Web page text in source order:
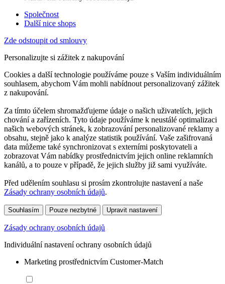
Společnost
Další nice shops
Zde odstoupit od smlouvy
Personalizujte si zážitek z nakupování
Cookies a další technologie používáme pouze s Vaším individuálním
souhlasem, abychom Vám mohli nabídnout personalizovaný zážitek
z nakupování.
Za tímto účelem shromažďujeme údaje o našich uživatelích, jejich
chování a zařízeních. Tyto údaje používáme k neustálé optimalizaci
našich webových stránek, k zobrazování personalizované reklamy a
obsahu, stejně jako k analýze statistik používání. Vaše zašifrovaná
data můžeme také synchronizovat s externími poskytovateli a
zobrazovat Vám nabídky prostřednictvím jejich online reklamních
kanálů, a to pouze v případě, že jejich služby již sami využíváte.
Před udělením souhlasu si prosím zkontrolujte nastavení a naše
Zásady ochrany osobních údajů.
Souhlasím Pouze nezbytné Upravit nastavení
Zásady ochrany osobních údajů
Individuální nastavení ochrany osobních údajů
Marketing prostřednictvím Customer-Match